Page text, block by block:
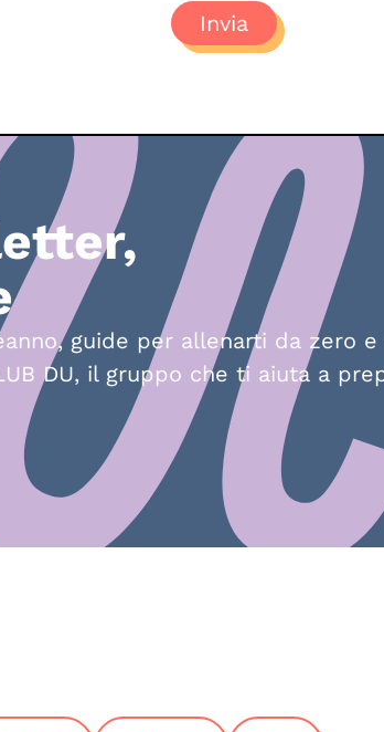
Invia
guide per allenarti da zero
DU, il gruppo che ti aiuta a